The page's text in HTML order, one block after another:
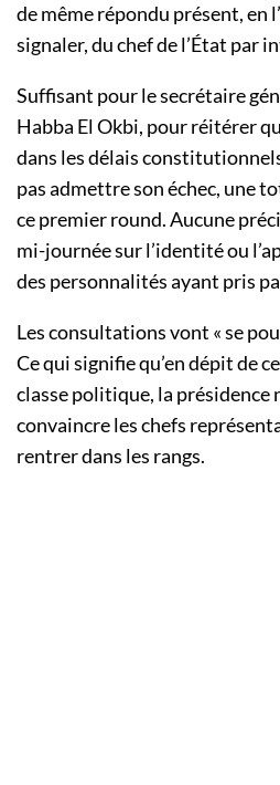
de même répondu présent, en
signaler, du chef de l’État par
Suffisant pour le secrétaire
Habba El Okbi, pour réitérer
dans les délais
pas admettre son échec, une
ce premier round. Aucune
mi-journée sur l’identité ou
des personnalités ayant pris
Les consultations vont « se
Ce qui signifie qu’en dépit de
classe politique, la présidence
convaincre les chefs
rentrer dans les rangs.